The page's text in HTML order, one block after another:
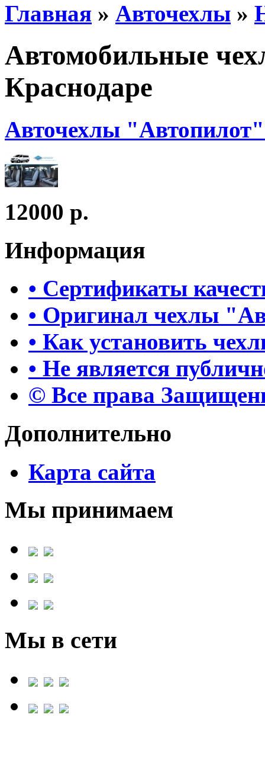
Главная » Авточехлы »
Автомобильные
Краснодаре
Авточехлы
12000 р.
Информация
• Сертификаты
• Оригинал чехлы
• Как установить
• Не является
© Все права
Дополнительно
Карта сайта
Мы принимаем
Мы в сети